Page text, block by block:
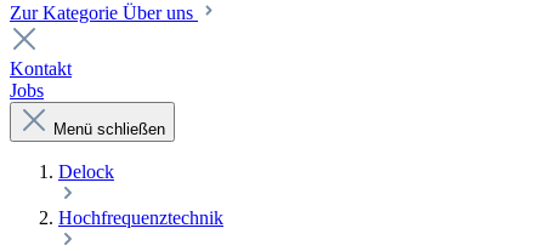
Zur Kategorie Über uns
Kontakt
Jobs
Menü schließen
Delock
Hochfrequenztechnik